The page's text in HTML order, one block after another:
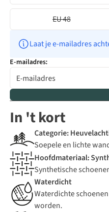
EU 48
Laat je e-mailadres
E-mailadres:
In 't kort
Categorie:
Soepele en lichte
Hoofdmateriaal:
Synthetische
Waterdicht
Waterdichte
worden.